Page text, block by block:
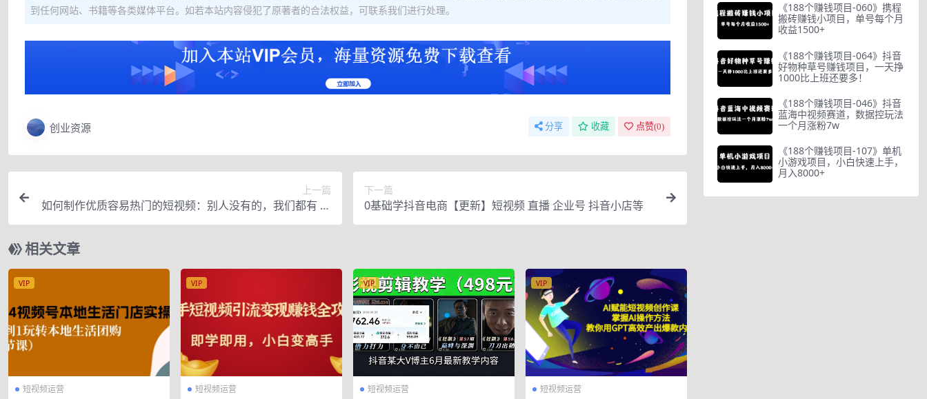
到任何网站、书籍等各类媒体平台。如若本站内容侵犯了原著者的合法权益，可联系我们进行处理。
创业资源 分享 收藏 点赞(0)
上一篇
如何制作优质容易热门的短视频：别人没有的，我们都有 实
操经验总结
下一篇
0基础学抖音电商【更新】短视频 直播 企业号 抖音小店等
相关文章
VIP
短视频运营
VIP
短视频运营
VIP
短视频运营
VIP
短视频运营
《188个赚钱项目-060》携程
搬砖赚钱小项目，单号每个月
收益1500+
《188个赚钱项目-064》抖音
好物种草号赚钱项目，一天挣
1000比上班还要多！
《188个赚钱项目-046》抖音
蓝海中视频赛道，数据控玩法
一个月涨粉7w
《188个赚钱项目-107》单机
小游戏项目，小白快速上手，
月入8000+